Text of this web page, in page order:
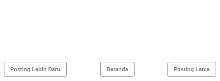
Posting Lebih Baru Posting Lama
Beranda